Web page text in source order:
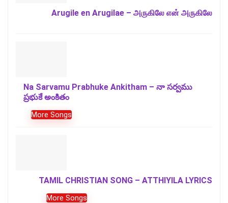
Arugile en Arugilae – அருகிலே என் அருகிலே
Na Sarvamu Prabhuke Ankitham – నా సర్వము
ప్రభుకే అంకితం
More Songs
TAMIL CHRISTIAN SONG – ATTHIYILA LYRICS
More Songs